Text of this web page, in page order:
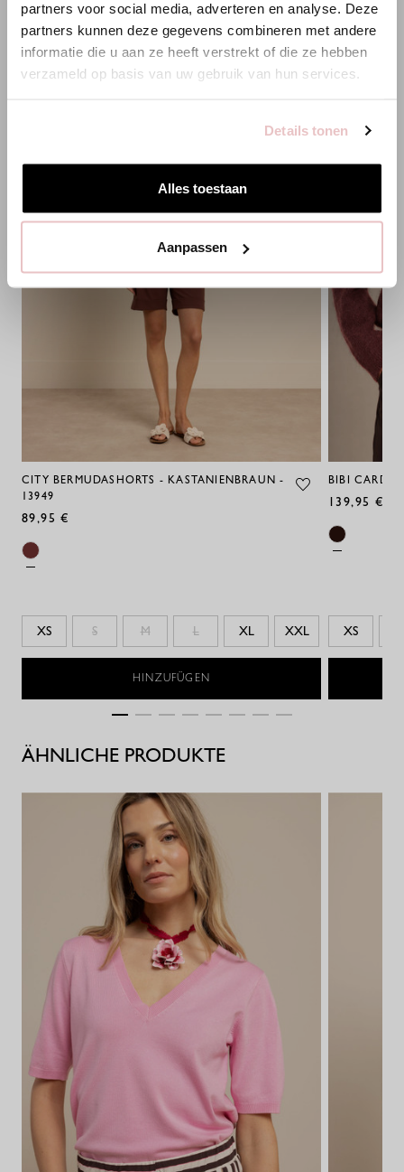
partners voor social media, adverteren en analyse. Deze
partners kunnen deze gegevens combineren met andere
informatie die u aan ze heeft verstrekt of die ze hebben
verzameld op basis van uw gebruik van hun services.
Details tonen
Alles toestaan
Aanpassen
CITY BERMUDASHORTS - KASTANIENBRAUN -
13949
89,95 €
XS S M L XL XXL
HINZUFÜGEN
BIBI
139,95 €
XS
ÄHNLICHE PRODUKTE
Bist du am richtigen Ort?
Zur niederländischen Seite wechseln